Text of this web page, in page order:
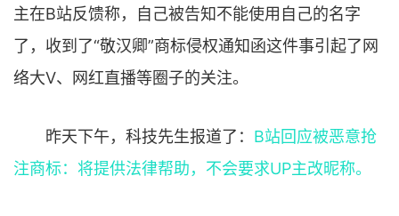
主在B站反馈称，自己被告知不能使用自己的名字
了，收到了“敬汉卿”商标侵权通知函这件事引起了网
络大V、网红直播等圈子的关注。
昨天下午，科技先生报道了： B站回应被恶意抢
注商标：将提供法律帮助，不会要求UP主改昵称。